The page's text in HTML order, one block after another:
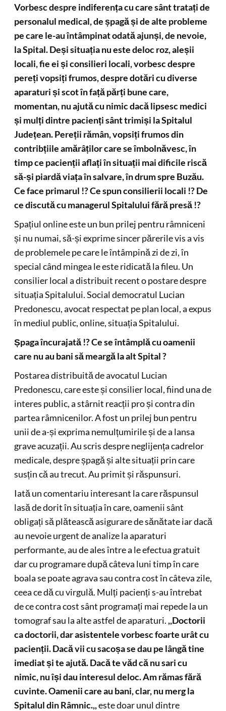
Vorbesc despre indiferența cu care sânt tratați de
personalul medical, de șpagă și de alte probleme
pe care le-au întâmpinat odată ajunși, de nevoie,
la Spital. Deși situația nu este deloc roz, aleșii
locali, fie ei și consilieri locali, vorbesc despre
pereți vopsiți frumos, despre dotări cu diverse
aparaturi și scot în față părți bune care,
momentan, nu ajută cu nimic dacă lipsesc medici
și mulți dintre pacienți sânt trimiși la Spitalul
Județean. Pereții rămân, vopsiți frumos din
contribțiile amărâților care se îmbolnăvesc, în
timp ce pacienții aflați în situații mai dificile riscă
să-și piardă viața în salvare, în drum spre Buzău.
Ce face primarul !? Ce spun consilierii locali !? De
ce discută cu managerul Spitalului fără presă !?
Spațiul online este un bun prilej pentru râmniceni
și nu numai, să-și exprime sincer părerile vis a vis
de problemele pe care le întâmpină zi de zi, în
special când mingea le este ridicată la fileu. Un
consilier local a distribuit recent o postare despre
situația Spitalului. Social democratul Lucian
Predonescu, avocat respectat pe plan local, a expus
în mediul public, online, situația Spitalului.
Șpaga încurajată !? Ce se întâmplă cu oamenii
care nu au bani să meargă la alt Spital ?
Postarea distribuită de avocatul Lucian
Predonescu, care este și consilier local, fiind una de
interes public, a stârnit reacții pro și contra din
partea râmnicenilor. A fost un prilej bun pentru
unii de a-și exprima nemulțumirile și de a lansa
grave acuzații. Au scris despre neglijența cadrelor
medicale, despre șpagă și alte situații prin care
susțin că au trecut. Au primit și răspunsuri.
Iată un comentariu interesant la care răspunsul
lasă de dorit în situația în care, oamenii sânt
obligați să plătească asigurare de sănătate iar dacă
au nevoie urgent de analize la aparaturi
performante, au de ales între a le efectua gratuit
dar cu programare după câteva luni timp în care
boala se poate agrava sau contra cost în câteva zile,
ceea ce dă cu virgulă. Mulți pacienți s-au întrebat
de ce contra cost sânt programați mai repede la un
tomograf sau la alte astfel de aparaturi.,,Doctorii
ca doctorii, dar asistentele vorbesc foarte urât cu
pacienții. Dacă vii cu sacoșa se dau pe lângă tine
imediat și te ajută. Dacă te văd că nu sari cu
nimic, nu își dau interesul deloc. Am rămas fără
cuvinte. Oamenii care au bani, clar, nu merg la
Spitalul din Râmnic.,,este doar unul dintre